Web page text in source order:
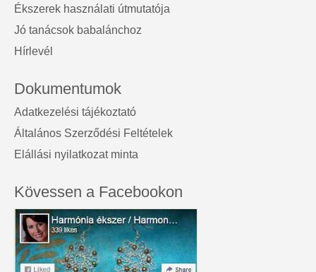
Ékszerek használati útmutatója
Jó tanácsok babalánchoz
Hírlevél
Dokumentumok
Adatkezelési tájékoztató
Általános Szerződési Feltételek
Elállási nyilatkozat minta
Kövessen a Facebookon